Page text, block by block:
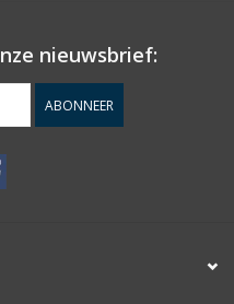
nieuwsbrief:
ABONNEER